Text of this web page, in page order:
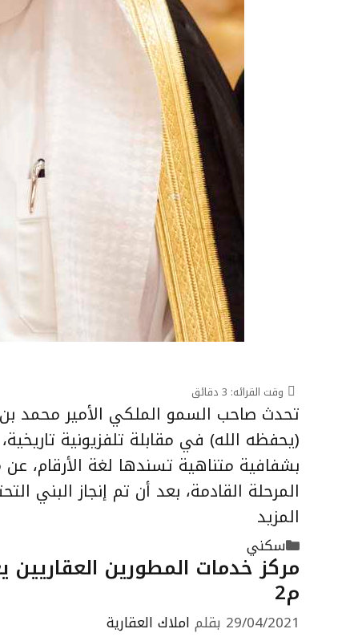
وقت القرائه: 3 دقائق
تحدث صاحب السمو الملكي الأمير محمد
(يحفظه الله) في مقابلة تلفزيونية
بشفافية متناهية تسندها لغة الأرقام،
المرحلة القادمة، بعد أن تم إنجاز البني
المزيد
التصنيفات
سكني
م2
29/04/2021 بقلم املاك العقارية